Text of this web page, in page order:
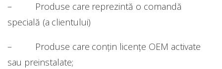
– Produse care reprezintă o comandă
specială (a clientului)
– Produse care conțin licențe OEM activate
sau preinstalate;